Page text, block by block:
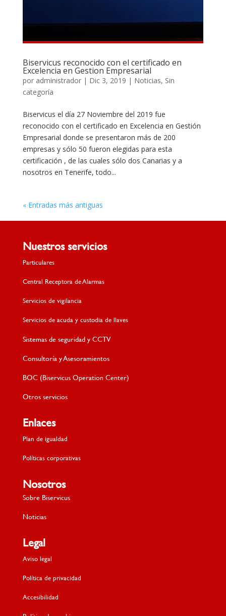
Biservicus reconocido con el certificado en
Excelencia en Gestion Empresarial
por administrador| Dic 3, 2019 | Noticias, Sin
categoría
Biservicus el día 27 Noviembre del 2019 fue
reconocido con el certificado en Excelencia en Gestión
Empresarial donde se presentaron más de 200
empresas y sólo 50 fueron elegidas para esta
certificación , de las cuales sólo dos Canarias y a
nosotros en Tenerife, todo...
« Entradas más antiguas
Nuestros servicios
Particulares
Central Receptora de Alarmas
Servicios de vigilancia
Servicios de acuda y custodia de llaves
Sistemas de seguridad y CCTV
Consultoría y Asesoramientos
BOC (Biservicus Operation Center)
Otros servicios
Enlaces
Plan de igualdad
Políticas corporativas
Nosotros
Sobre Biservicus
Noticias
Legal
Aviso legal
Política de privacidad
Accesibilidad